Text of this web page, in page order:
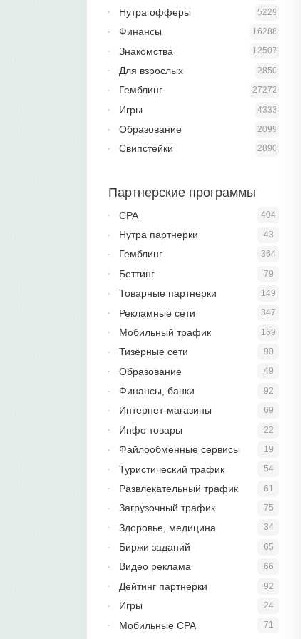
5229
Нутра офферы
16288
Финансы
12507
Знакомства
2850
Для взрослых
27272
Гемблинг
4333
Игры
2099
Образование
2890
Свипстейки
Партнерские программы
404
CPA
43
Нутра партнерки
364
Гемблинг
79
Беттинг
149
Товарные партнерки
347
Рекламные сети
169
Мобильный трафик
90
Тизерные сети
49
Образование
92
Финансы, банки
69
Интернет-магазины
22
Инфо товары
19
Файлообменные сервисы
54
Туристический трафик
61
Развлекательный трафик
75
Загрузочный трафик
34
Здоровье, медицина
65
Биржи заданий
66
Видео реклама
92
Дейтинг партнерки
24
Игры
71
Мобильные CPA